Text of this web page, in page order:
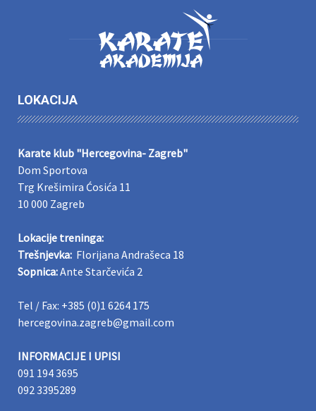
LOKACIJA
Karate klub "Hercegovina- Zagreb"
Dom Sportova
Trg Krešimira Ćosića 11
10 000 Zagreb
Lokacije treninga:
Trešnjevka: Florijana Andrašeca 18
Sopnica:Ante Starčevića 2
Tel / Fax: +385 (0)1 6264 175
hercegovina.zagreb@gmail.com
INFORMACIJE I UPISI
091 194 3695
092 3395289